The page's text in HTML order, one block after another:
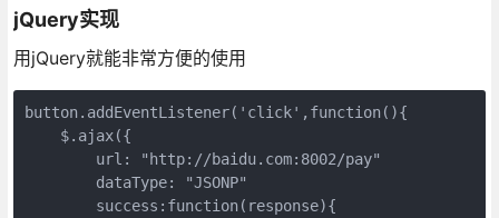
jQuery实现
用jQuery就能非常方便的使用
button.addEventListener('click',function(){
    $.ajax({
        url: "http://baidu.com:8002/pay"
        dataType: "JSONP"
        success:function(response){